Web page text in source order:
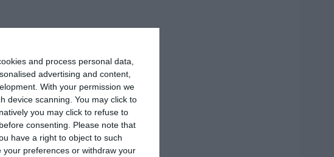
and process personal data,
advertising and content,
With your permission we
device scanning. You may click to
you may click to refuse to
consenting.
Please note that
have a right to object to such
your preferences or withdraw your